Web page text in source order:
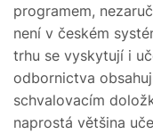
programem,
není v českém
trhu se vyskytují i
odbornictva
schvalovacím
naprostá většina